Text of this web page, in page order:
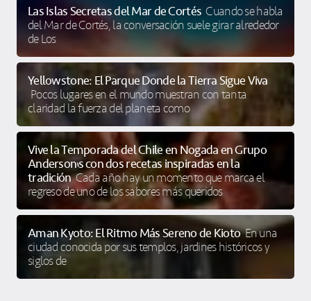
Las Islas Secretas del Mar de Cortés Cuando se habla
del Mar de Cortés, la conversación suele girar alrededor
de Los
Yellowstone: El Parque Donde la Tierra Sigue Viva
Pocos lugares en el mundo muestran con tanta
claridad la fuerza del planeta como
Vive la Temporada del Chile en Nogada en Grupo
Anderson’s con dos recetas inspiradas en la
tradición Cada año hay un momento que marca el
regreso de uno de los sabores más queridos
Aman Kyoto: El Ritmo Más Sereno de Kioto En una
ciudad conocida por sus templos, jardines históricos y
siglos de